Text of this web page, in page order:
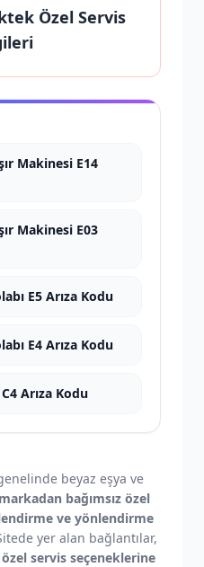
Özel Servis
Makinesi E14
Makinesi E03
E5 Arıza Kodu
E4 Arıza Kodu
Arıza Kodu
beyaz eşya ve
markadan bağımsız özel
ve yönlendirme
yer alan bağlantılar,
özel servis seçeneklerine